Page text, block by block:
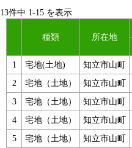
13件中 1-15 を表示
種類 所在地
1
宅地(土地) 知立市山町
2
宅地（土地） 知立市山町
3
宅地（土地） 知立市山町
4
宅地（土地） 知立市山町
5
宅地（土地） 知立市山町